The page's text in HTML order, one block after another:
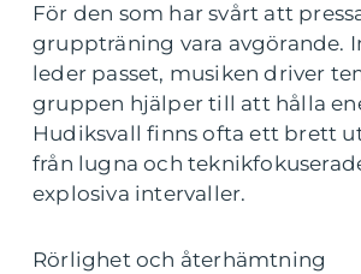
För den som har svårt att
gruppträning vara avgörande.
leder passet, musiken driver
gruppen hjälper till att hålla
Hudiksvall finns ofta ett brett
från lugna och
explosiva intervaller.
Rörlighet och återhämtning